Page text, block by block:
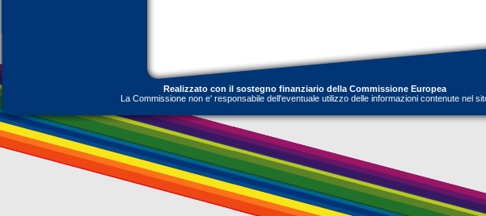
Realizzato con il sostegno finanziario della Commissione Europea
La Commissione non e' responsabile dell'eventuale utilizzo delle informazioni contenute nel